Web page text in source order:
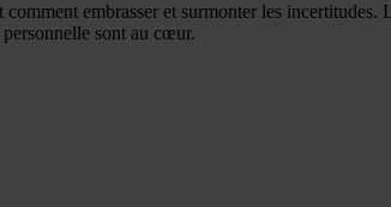
embrasser et surmonter les incertitudes.
sont au cœur.